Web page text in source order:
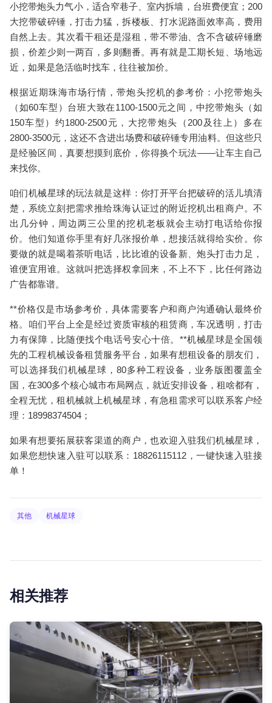
小挖带炮头力气小，适合窄巷子、室内拆墙，台班费便宜；200
大挖带破碎锤，打击力猛，拆楼板、打水泥路面效率高，费用
自然上去。其次看干租还是湿租，带不带油、含不含破碎锤磨
损，价差少则一两百，多则翻番。再有就是工期长短、场地远
近，如果是急活临时找车，往往被加价。
根据近期珠海市场行情，带炮头挖机的参考价：小挖带炮头
（如60车型）台班大致在1100-1500元之间，中挖带炮头（如
150车型）约1800-2500元，大挖带炮头（200及往上）多在
2800-3500元，这还不含进出场费和破碎锤专用油料。但这些只
是经验区间，真要想摸到底价，你得换个玩法——让车主自己
来找你。
咱们机械星球的玩法就是这样：你打开平台把破碎的活儿填清
楚，系统立刻把需求推给珠海认证过的附近挖机出租商户。不
出几分钟，周边两三公里的挖机老板就会主动打电话给你报
价。他们知道你手里有好几张报价单，想接活就得给实价。你
要做的就是喝着茶听电话，比比谁的设备新、炮头打击力足，
谁便宜用谁。这就叫把选择权拿回来，不上不下，比任何路边
广告都靠谱。
**价格仅是市场参考价，具体需要客户和商户沟通确认最终价
格。咱们平台上全是经过资质审核的租赁商，车况透明，打击
力有保障，比随便找个电话号安心十倍。**机械星球是全国领
先的工程机械设备租赁服务平台，如果有想租设备的朋友们，
可以选择我们机械星球，80多种工程设备，业务版图覆盖全
国，在300多个核心城市布局网点，就近安排设备，租啥都有，
全程无忧，租机械就上机械星球，有急租需求可以联系客户经
理：18998374504；
如果有想要拓展获客渠道的商户，也欢迎入驻我们机械星球，
如果您想快速入驻可以联系：18826115112，一键快速入驻接
单！
其他 机械星球
相关推荐